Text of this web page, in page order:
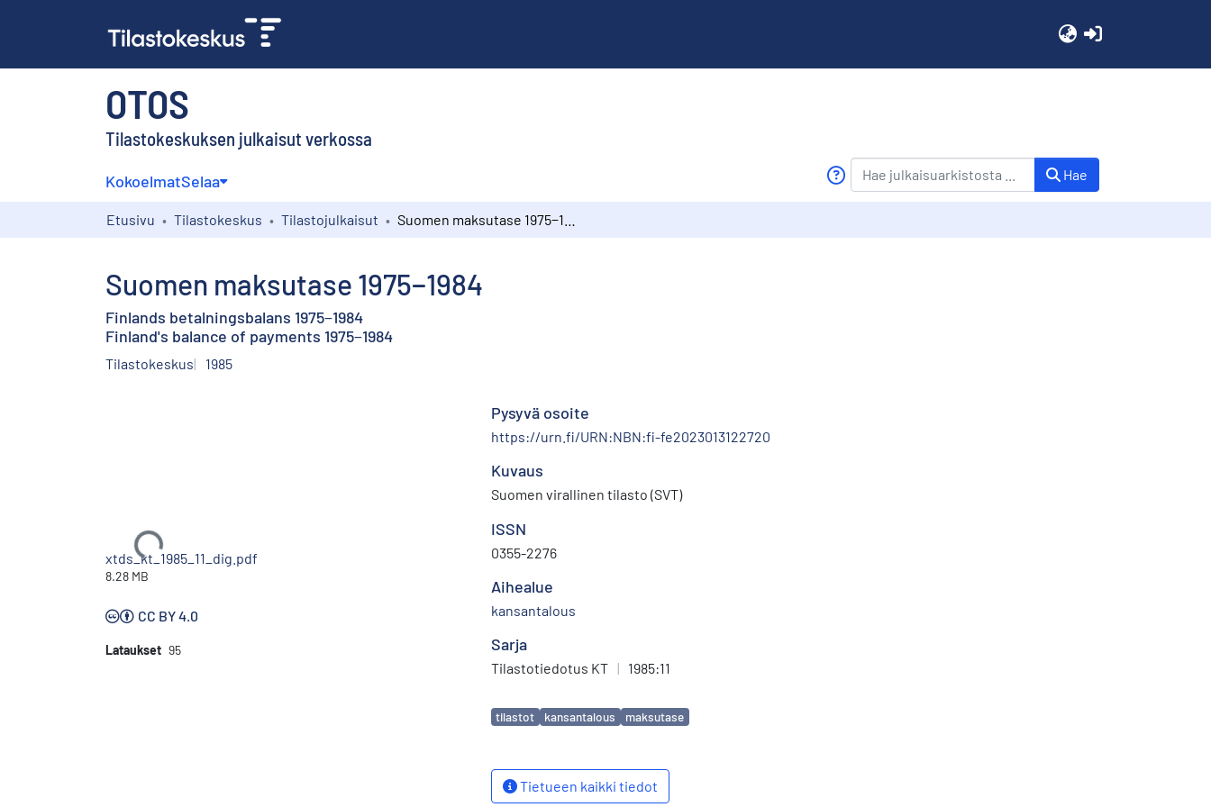
OTOS
Tilastokeskuksen julkaisut verkossa
KokoelmatSelaa Hae
Etusivu Tilastokeskus Tilastojulkaisut
Suomen maksutase 1975−1984
Finlands betalningsbalans 1975−1984
Finland's balance of payments 1975−1984
Tilastokeskus 1985
Ladataan...
xtds_kt_1985_11_dig.pdf
8.28 MB
CC BY 4.0
Lataukset 95
Pysyvä osoite
https://urn.fi/URN:NBN:fi-fe2023013122720
Kuvaus
Suomen virallinen tilasto (SVT)
ISSN
0355-2276
Aihealue
kansantalous
Sarja
Tilastotiedotus KT | 1985:11
Avainsanat
tilastot kansantalous maksutase
Tietueen kaikki tiedot